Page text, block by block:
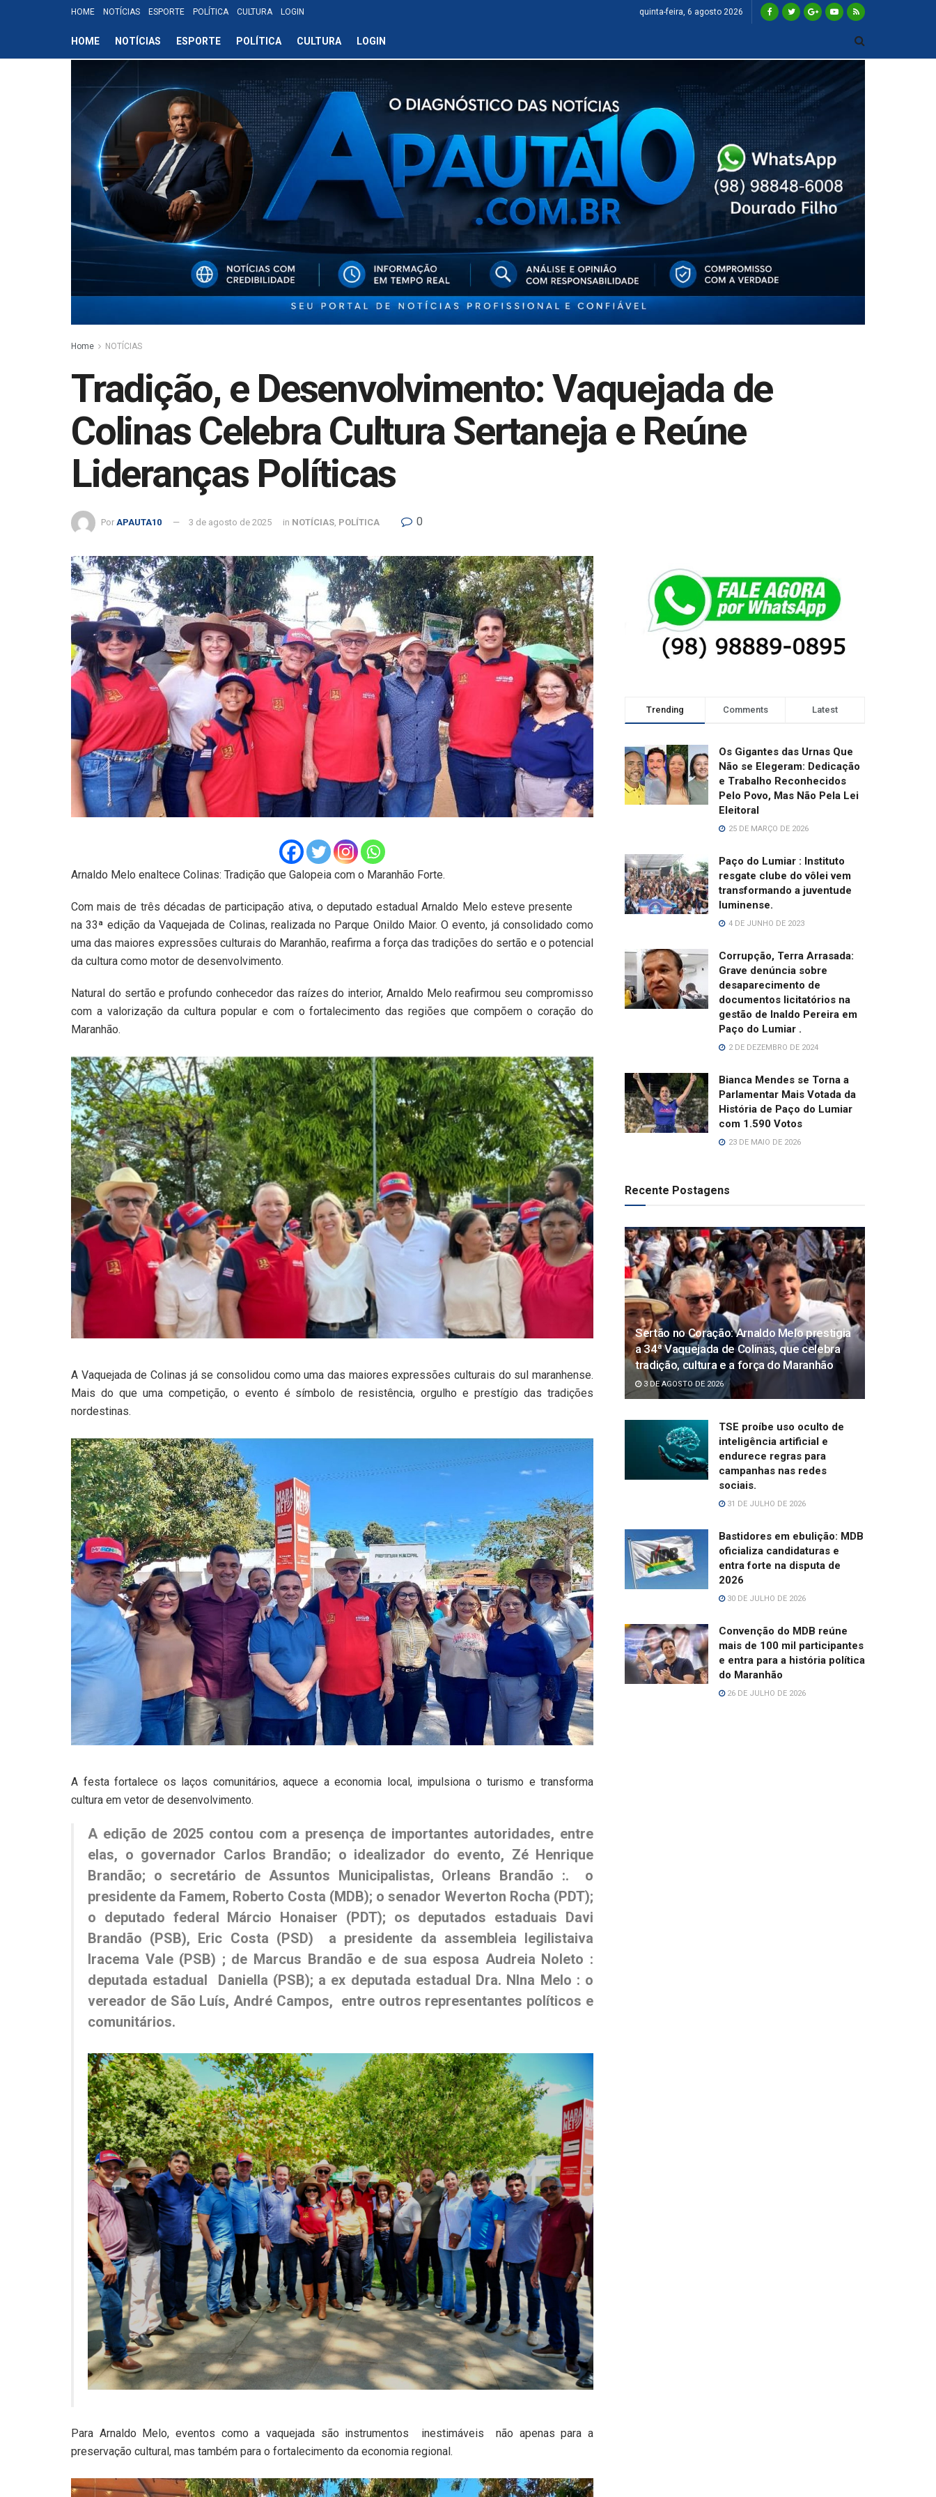
HOME NOTÍCIAS ESPORTE POLÍTICA CULTURA LOGIN quinta-feira, 6 agosto 2026
HOME NOTÍCIAS ESPORTE POLÍTICA CULTURA LOGIN
Home NOTÍCIAS
Tradição, e Desenvolvimento: Vaquejada de
Colinas Celebra Cultura Sertaneja e Reúne
Lideranças Políticas
Por APAUTA10 3 de agosto de 2025 in NOTÍCIAS, POLÍTICA 0
Arnaldo Melo enaltece Colinas: Tradição que Galopeia com o Maranhão Forte.
Com mais de três décadas de participação ativa, o deputado estadual Arnaldo Melo esteve presente
na 33ª edição da Vaquejada de Colinas, realizada no Parque Onildo Maior. O evento, já consolidado como
uma das maiores expressões culturais do Maranhão, reafirma a força das tradições do sertão e o potencial
da cultura como motor de desenvolvimento.
Natural do sertão e profundo conhecedor das raízes do interior, Arnaldo Melo reafirmou seu compromisso
com a valorização da cultura popular e com o fortalecimento das regiões que compõem o coração do
Maranhão.
A Vaquejada de Colinas já se consolidou como uma das maiores expressões culturais do sul maranhense.
Mais do que uma competição, o evento é símbolo de resistência, orgulho e prestígio das tradições
nordestinas.
A festa fortalece os laços comunitários, aquece a economia local, impulsiona o turismo e transforma
cultura em vetor de desenvolvimento.
A edição de 2025 contou com a presença de importantes autoridades, entre
elas, o governador Carlos Brandão; o idealizador do evento, Zé Henrique
Brandão; o secretário de Assuntos Municipalistas, Orleans Brandão :. o
presidente da Famem, Roberto Costa (MDB); o senador Weverton Rocha (PDT);
o deputado federal Márcio Honaiser (PDT); os deputados estaduais Davi
Brandão (PSB), Eric Costa (PSD) a presidente da assembleia legilistaiva
Iracema Vale (PSB) ; de Marcus Brandão e de sua esposa Audreia Noleto :
deputada estadual Daniella (PSB); a ex deputada estadual Dra. NIna Melo : o
vereador de São Luís, André Campos, entre outros representantes políticos e
comunitários.
Para Arnaldo Melo, eventos como a vaquejada são instrumentos inestimáveis não apenas para a
preservação cultural, mas também para o fortalecimento da economia regional.
Trending Comments Latest
Os Gigantes das Urnas Que
Não se Elegeram: Dedicação
e Trabalho Reconhecidos
Pelo Povo, Mas Não Pela Lei
Eleitoral
25 DE MARÇO DE 2026
Paço do Lumiar : Instituto
resgate clube do vôlei vem
transformando a juventude
luminense.
4 DE JUNHO DE 2023
Corrupção, Terra Arrasada:
Grave denúncia sobre
desaparecimento de
documentos licitatórios na
gestão de Inaldo Pereira em
Paço do Lumiar .
2 DE DEZEMBRO DE 2024
Bianca Mendes se Torna a
Parlamentar Mais Votada da
História de Paço do Lumiar
com 1.590 Votos
23 DE MAIO DE 2026
Recente Postagens
Sertão no Coração: Arnaldo Melo prestigia
a 34ª Vaquejada de Colinas, que celebra
tradição, cultura e a força do Maranhão
3 DE AGOSTO DE 2026
TSE proíbe uso oculto de
inteligência artificial e
endurece regras para
campanhas nas redes
sociais.
31 DE JULHO DE 2026
Bastidores em ebulição: MDB
oficializa candidaturas e
entra forte na disputa de
2026
30 DE JULHO DE 2026
Convenção do MDB reúne
mais de 100 mil participantes
e entra para a história política
do Maranhão
26 DE JULHO DE 2026